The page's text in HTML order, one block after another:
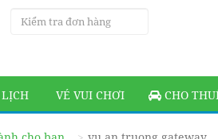
LỊCH VÉ VUI CHƠI CHO